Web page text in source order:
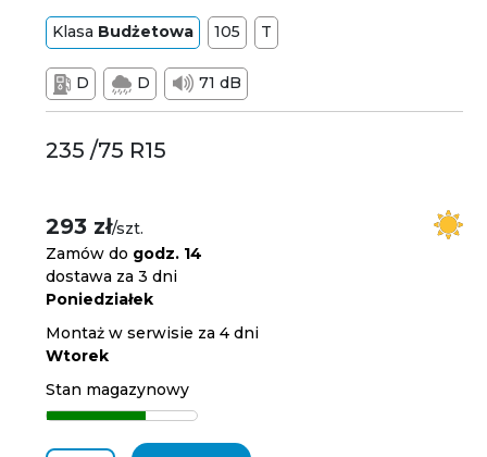
Klasa Budżetowa 105 T
D D 71 dB
235 /75 R15
293 zł/szt.
Zamów do godz. 14
dostawa za 3 dni
Poniedziałek
Montaż w serwisie za 4 dni
Wtorek
Stan magazynowy